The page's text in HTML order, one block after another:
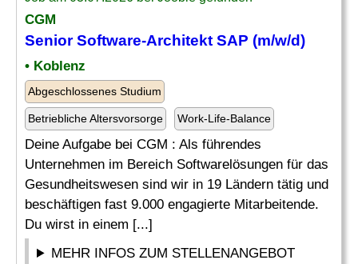
CGM
Senior Software-Architekt SAP (m/w/d)
• Koblenz
Abgeschlossenes Studium
Betriebliche Altersvorsorge Work-Life-Balance
Deine Aufgabe bei CGM : Als führendes
Unternehmen im Bereich Softwarelösungen für das
Gesundheitswesen sind wir in 19 Ländern tätig und
beschäftigen fast 9.000 engagierte Mitarbeitende.
Du wirst in einem [...]
MEHR INFOS ZUM STELLENANGEBOT